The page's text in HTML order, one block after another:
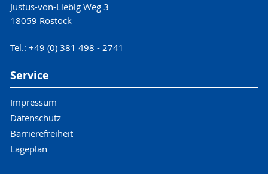
Justus-von-Liebig Weg 3
18059 Rostock
Tel.: +49 (0) 381 498 - 2741
Service
Impressum
Datenschutz
Barrierefreiheit
Lageplan